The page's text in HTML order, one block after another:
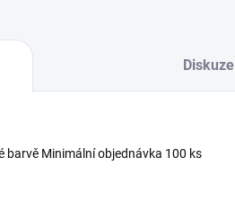
Diskuze
barvě Minimální objednávka 100 ks